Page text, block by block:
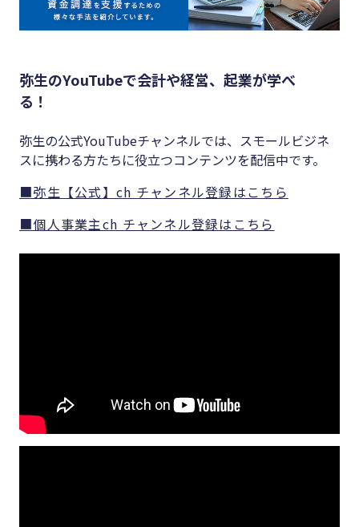
弥生のYouTubeで会計や経営、起業が学べ
る！
弥生の公式YouTubeチャンネルでは、スモールビジネ
スに携わる方たちに役立つコンテンツを配信中です。
■弥生【公式】ch チャンネル登録はこちら
■個人事業主ch チャンネル登録はこちら